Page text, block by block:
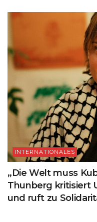
INTERNATIONALES
„Die Welt muss
Thunberg kritisiert
und ruft zu